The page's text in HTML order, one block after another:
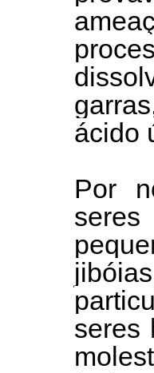
ácido
Por
seres